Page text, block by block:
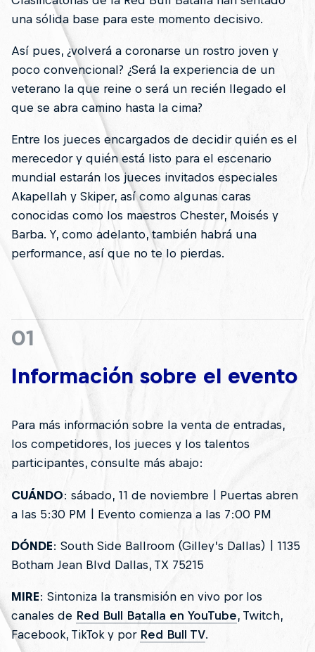
una sólida base para este momento decisivo.
Así pues, ¿volverá a coronarse un rostro joven y
poco convencional? ¿Será la experiencia de un
veterano la que reine o será un recién llegado el
que se abra camino hasta la cima?
Entre los jueces encargados de decidir quién es el
merecedor y quién está listo para el escenario
mundial estarán los jueces invitados especiales
Akapellah y Skiper, así como algunas caras
conocidas como los maestros Chester, Moisés y
Barba. Y, como adelanto, también habrá una
performance, así que no te lo pierdas.
01
Información sobre el evento
Para más información sobre la venta de entradas,
los competidores, los jueces y los talentos
participantes, consulte más abajo:
CUÁNDO: sábado, 11 de noviembre | Puertas abren
a las 5:30 PM | Evento comienza a las 7:00 PM
DÓNDE: South Side Ballroom (Gilley’s Dallas) | 1135
Botham Jean Blvd Dallas, TX 75215
MIRE: Sintoniza la transmisión en vivo por los
canales de Red Bull Batalla en YouTube, Twitch,
Facebook, TikTok y por Red Bull TV.